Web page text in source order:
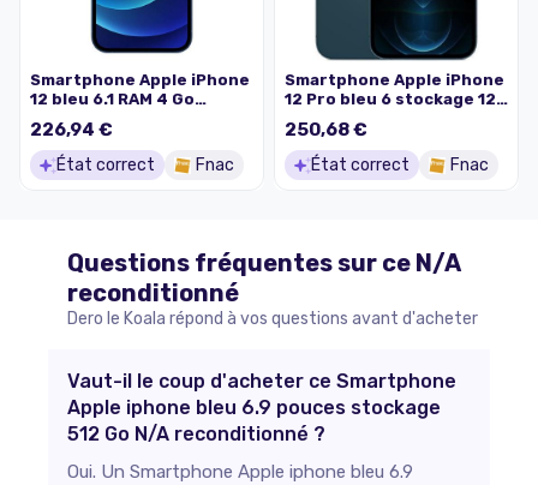
Smartphone Apple iPhone
12 bleu 6.1 RAM 4 Go
stockage 64 Go
226,94 €
État correct Fnac
Smartphone Apple iPhone
12 Pro bleu 6 stockage 128
Go
250,68 €
État correct Fnac
Questions fréquentes sur ce N/A
reconditionné
Dero le Koala répond à vos questions avant d'acheter
Vaut-il le coup d'acheter ce Smartphone
Apple iphone bleu 6.9 pouces stockage
512 Go N/A reconditionné ?
Oui. Un Smartphone Apple iphone bleu 6.9